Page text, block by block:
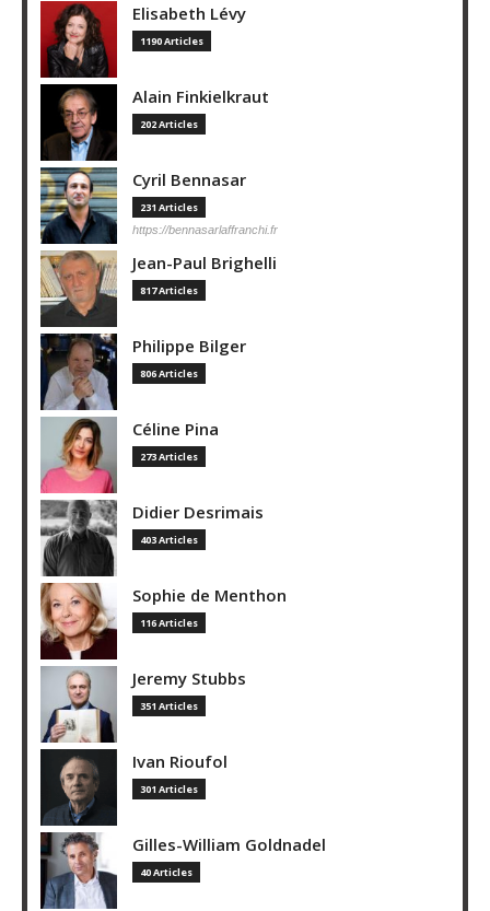
Elisabeth Lévy
1190 Articles
Alain Finkielkraut
202 Articles
Cyril Bennasar
231 Articles
https://bennasarlaffranchi.fr
Jean-Paul Brighelli
817 Articles
Philippe Bilger
806 Articles
Céline Pina
273 Articles
Didier Desrimais
403 Articles
Sophie de Menthon
116 Articles
Jeremy Stubbs
351 Articles
Ivan Rioufol
301 Articles
Gilles-William Goldnadel
40 Articles